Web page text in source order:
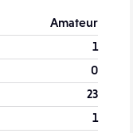
Amateur
1
0
23
1